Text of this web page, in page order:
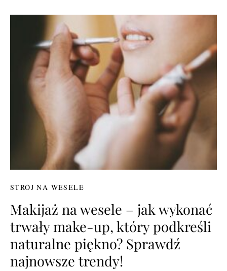
STRÓJ NA WESELE
Makijaż na wesele – jak wykonać
trwały make-up, który podkreśli
naturalne piękno? Sprawdź
najnowsze trendy!